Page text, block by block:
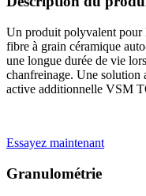
Un produit polyvalent pour
fibre à grain céramique
une longue durée de vie
chanfreinage. Une solution
active additionnelle VSM
Essayez maintenant
Granulométrie